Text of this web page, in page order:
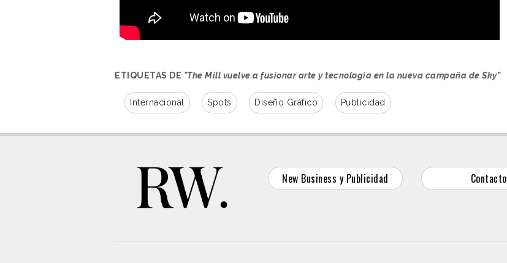
ETIQUETAS DE "The Mill vuelve a fusionar arte y tecnología en la nueva campaña de Sky"
Internacional Spots Diseño Gráfico Publicidad
New Business y Publicidad Contacto